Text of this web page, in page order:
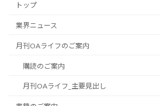
トップ
業界ニュース
月刊OAライフのご案内
購読のご案内
月刊OAライフ_主要見出し